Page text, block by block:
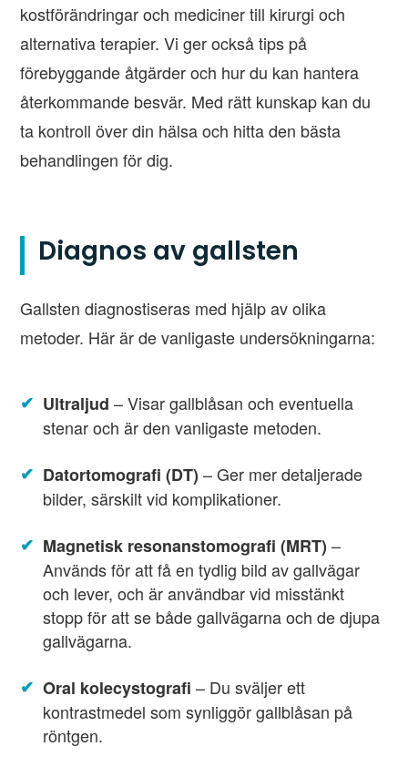
kostförändringar och mediciner till kirurgi och
alternativa terapier. Vi ger också tips på
förebyggande åtgärder och hur du kan hantera
återkommande besvär. Med rätt kunskap kan du
ta kontroll över din hälsa och hitta den bästa
behandlingen för dig.
Diagnos av gallsten
Gallsten diagnostiseras med hjälp av olika
metoder. Här är de vanligaste undersökningarna:
Ultraljud – Visar gallblåsan och eventuella
stenar och är den vanligaste metoden.
Datortomografi (DT) – Ger mer detaljerade
bilder, särskilt vid komplikationer.
Magnetisk resonanstomografi (MRT) –
Används för att få en tydlig bild av gallvägar
och lever, och är användbar vid misstänkt
stopp för att se både gallvägarna och de djupa
gallvägarna.
Oral kolecystografi – Du sväljer ett
kontrastmedel som synliggör gallblåsan på
röntgen.